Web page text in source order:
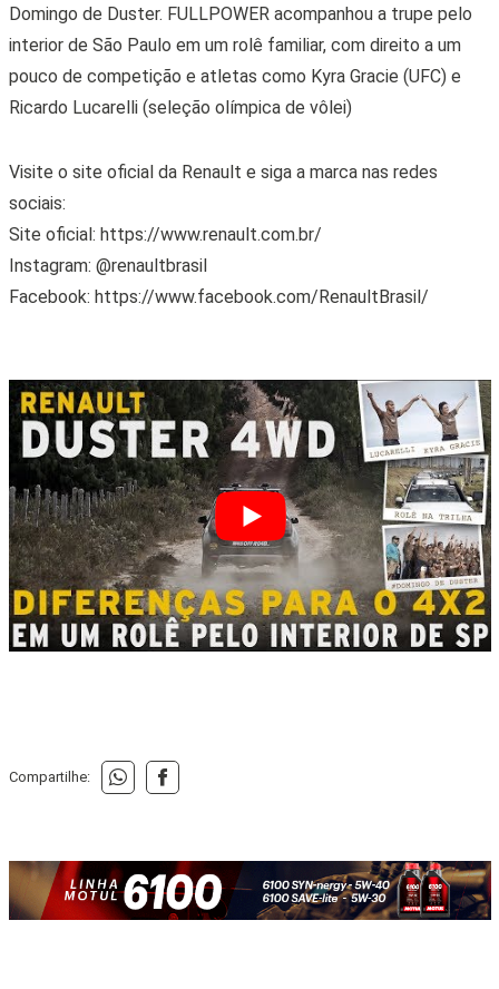
Domingo de Duster. FULLPOWER acompanhou a trupe pelo
interior de São Paulo em um rolê familiar, com direito a um
pouco de competição e atletas como Kyra Gracie (UFC) e
Ricardo Lucarelli (seleção olímpica de vôlei)
Visite o site oficial da Renault e siga a marca nas redes
sociais:
Site oficial: https://www.renault.com.br/
Instagram: @renaultbrasil
Facebook: https://www.facebook.com/RenaultBrasil/
Compartilhe: